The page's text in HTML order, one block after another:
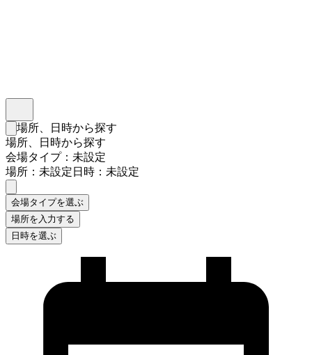
検索フォームを閉じる
場所、日時から探す
場所、日時から探す
会場タイプ：未設定
場所：未設定日時：未設定
会場タイプを選ぶ
場所を入力する
日時を選ぶ